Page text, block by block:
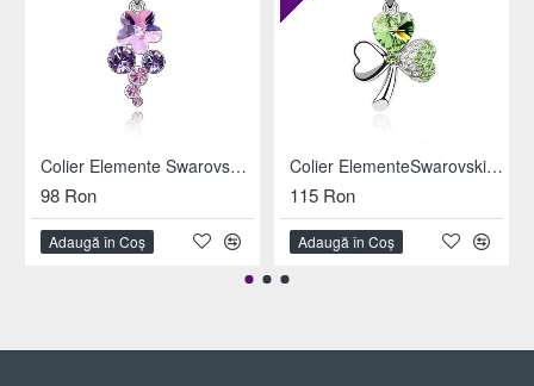
Colier Elemente Swarovski Floare
98 Ron
Adaugă în Coş
Colier ElementeSwarovski Trifoi
115 Ron
Adaugă în Coş